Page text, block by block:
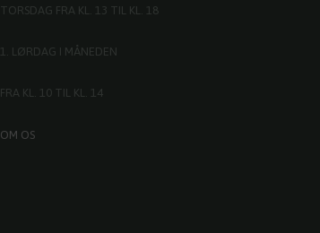
TORSDAG FRA KL. 13 TIL KL. 18
1. LØRDAG I MÅNEDEN
FRA KL. 10 TIL KL. 14
OM OS